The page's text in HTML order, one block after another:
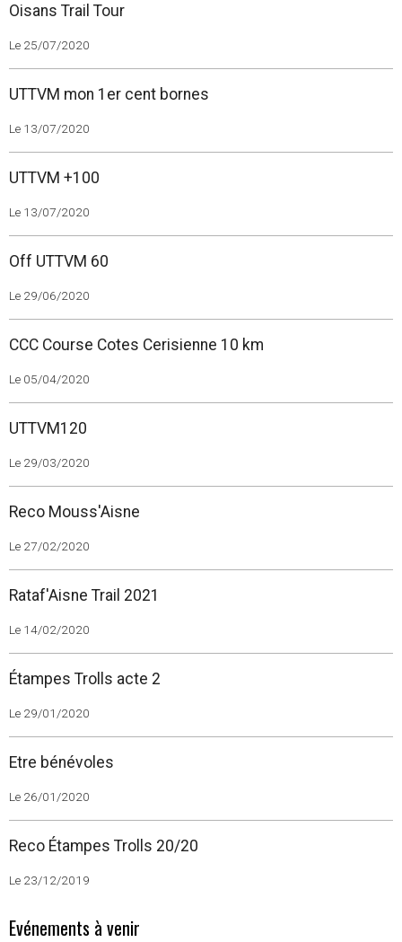
Oisans Trail Tour
Le 25/07/2020
UTTVM mon 1er cent bornes
Le 13/07/2020
UTTVM +100
Le 13/07/2020
Off UTTVM 60
Le 29/06/2020
CCC Course Cotes Cerisienne 10 km
Le 05/04/2020
UTTVM120
Le 29/03/2020
Reco Mouss'Aisne
Le 27/02/2020
Rataf'Aisne Trail 2021
Le 14/02/2020
Étampes Trolls acte 2
Le 29/01/2020
Etre bénévoles
Le 26/01/2020
Reco Étampes Trolls 20/20
Le 23/12/2019
Evénements à venir